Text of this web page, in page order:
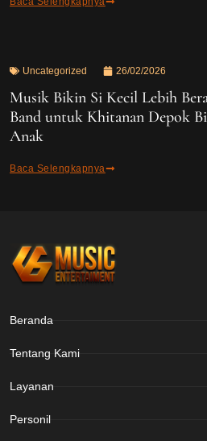
Uncategorized 26/02/2026
Musik Bikin Si Kecil Lebih
Band untuk Khitanan Depok
Anak
Baca Selengkapnya
Beranda
Tentang Kami
Layanan
Personil